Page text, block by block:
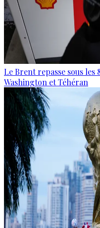
Le Brent repasse sous
Washington et Téhéran